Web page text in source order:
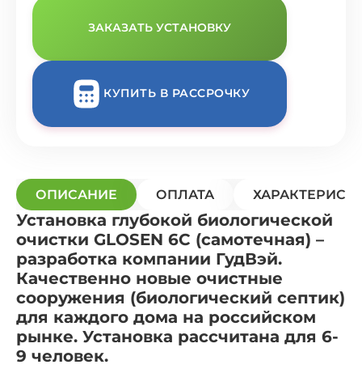
ЗАКАЗАТЬ УСТАНОВКУ
КУПИТЬ В РАССРОЧКУ
ОПИСАНИЕ ОПЛАТА
Установка глубокой биологической
очистки GLOSEN 6С (самотечная) –
разработка компании ГудВэй.
Качественно новые очистные
сооружения (биологический септик)
для каждого дома на российском
рынке. Установка рассчитана для 6-
9 человек.